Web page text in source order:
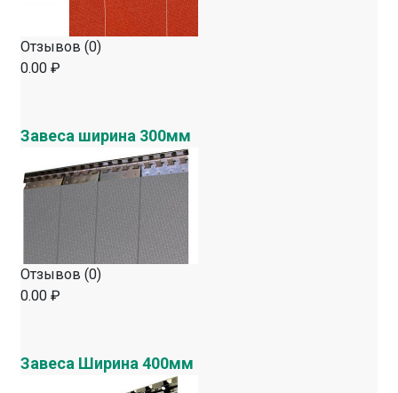
Отзывов (0)
0.00 ₽
Завеса ширина 300мм
Отзывов (0)
0.00 ₽
Завеса Ширина 400мм